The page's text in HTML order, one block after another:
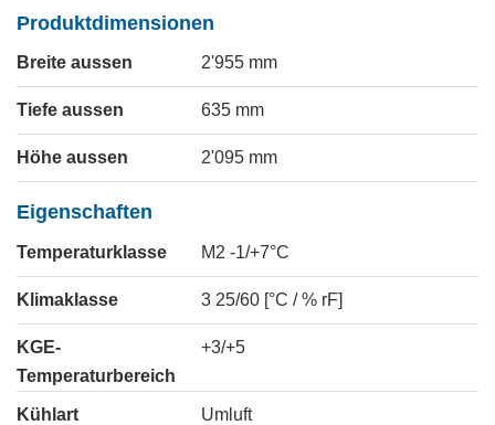
Produktdimensionen
Breite aussen 2'955 mm
Tiefe aussen 635 mm
Höhe aussen 2'095 mm
Eigenschaften
Temperaturklasse M2 -1/+7°C
Klimaklasse 3 25/60 [°C / % rF]
KGE-
Temperaturbereich
+3/+5
Kühlart Umluft